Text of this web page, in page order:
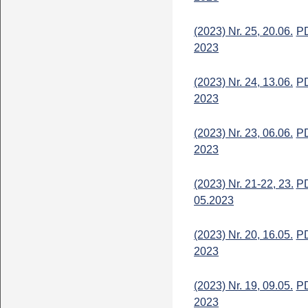
(2023) Nr. 25, 20.06.
2023
(2023) Nr. 24, 13.06.
2023
(2023) Nr. 23, 06.06.
2023
(2023) Nr. 21-22, 23.
05.2023
(2023) Nr. 20, 16.05.
2023
(2023) Nr. 19, 09.05.
2023